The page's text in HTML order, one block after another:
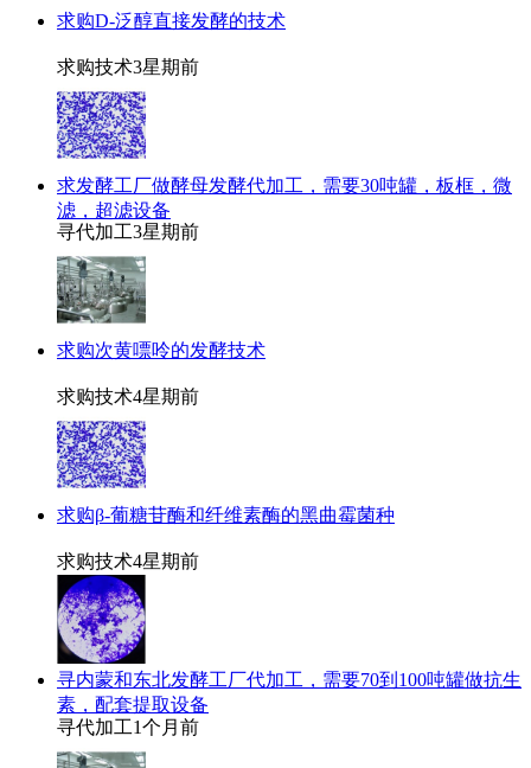
求购D-泛醇直接发酵的技术
求购技术3星期前
求发酵工厂做酵母发酵代加工，需要30吨罐，板框，微
滤，超滤设备
寻代加工3星期前
求购次黄嘌呤的发酵技术
求购技术4星期前
求购β-葡糖苷酶和纤维素酶的黑曲霉菌种
求购技术4星期前
寻内蒙和东北发酵工厂代加工，需要70到100吨罐做抗生
素，配套提取设备
寻代加工1个月前